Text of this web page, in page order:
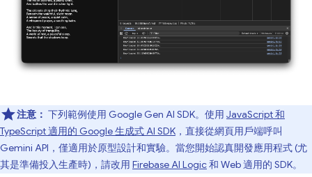
注意： 下列範例使用 Google Gen AI SDK。使用 JavaScript 和
TypeScript 適用的 Google 生成式 AI SDK ，直接從網頁用戶端呼叫
Gemini API，僅適用於原型設計和實驗。當您開始認真開發應用程式 (尤
其是準備投入生產時)，請改用 Firebase AI Logic和 Web 適用的 SDK。